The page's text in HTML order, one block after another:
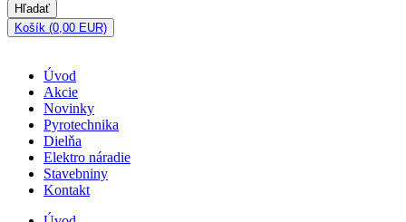
Hľadať
Košík (0,00 EUR)
Úvod
Akcie
Novinky
Pyrotechnika
Dielňa
Elektro náradie
Stavebniny
Kontakt